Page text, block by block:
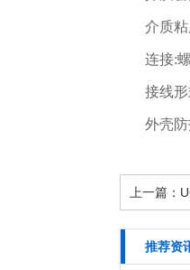
介质粘
连接:
接线
外壳防
上一篇：
推荐资